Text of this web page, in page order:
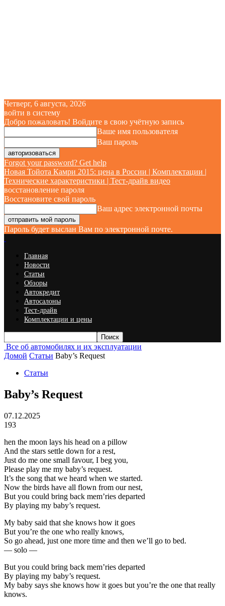
Четверг, 6 августа, 2026
войти в систему
Добро пожаловать! Войдите в свою учётную запись
Ваше имя пользователя
Ваш пароль
Forgot your password? Get help
Новая Тойота Камри 2015: цена в России | Комплектации |
Технические характеристики | Тест-драйв видео
восстановление пароля
Восстановите свой пароль
Ваш адрес электронной почты
Пароль будет выслан Вам по электронной почте.
Главная
Новости
Статьи
Обзоры
Автокредит
Автосалоны
Тест-драйв
Комплектации и цены
Все об автомобилях и их эксплуатации
Домой Статьи Baby’s Request
Статьи
Baby’s Request
07.12.2025
193
hen the moon lays his head on a pillow
And the stars settle down for a rest,
Just do me one small favour, I beg you,
Please play me my baby’s request.
It’s the song that we heard when we started.
Now the birds have all flown from our nest,
But you could bring back mem’ries departed
By playing my baby’s request.
My baby said that she knows how it goes
But you’re the one who really knows,
So go ahead, just one more time and then we’ll go to bed.
— solo —
But you could bring back mem’ries departed
By playing my baby’s request.
My baby says she knows how it goes but you’re the one that really
knows.